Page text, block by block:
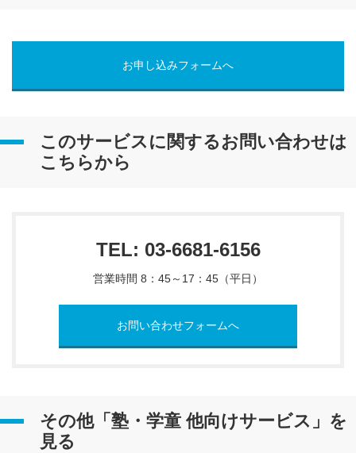
お申し込みフォームへ
このサービスに関するお問い合わせは
こちらから
TEL: 03-6681-6156
営業時間 8：45～17：45（平日）
お問い合わせフォームへ
その他「塾・学童 他向けサービス」を
見る